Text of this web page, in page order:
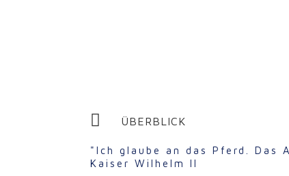
ÜBERBLICK
"Ich glaube an das Pferd. Das
Kaiser Wilhelm II